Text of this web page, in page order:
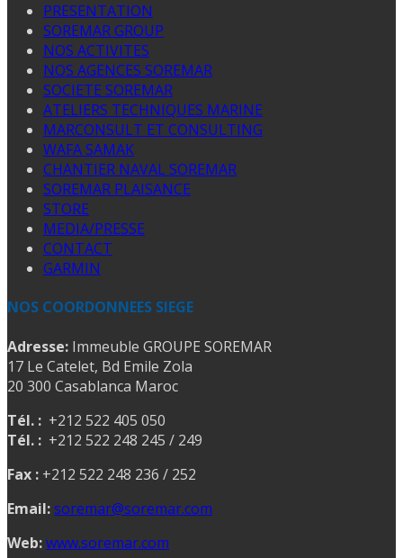
PRESENTATION
SOREMAR GROUP
NOS ACTIVITES
NOS AGENCES SOREMAR
SOCIETE SOREMAR
ATELIERS TECHNIQUES MARINE
MARCONSULT ET CONSULTING
WAFA SAMAK
CHANTIER NAVAL SOREMAR
SOREMAR PLAISANCE
STORE
MEDIA/PRESSE
CONTACT
GARMIN
NOS COORDONNEES SIEGE
Adresse: Immeuble GROUPE SOREMAR
17 Le Catelet, Bd Emile Zola
20 300 Casablanca Maroc
Tél. : +212 522 405 050
Tél. : +212 522 248 245 / 249
Fax : +212 522 248 236 / 252
Email:soremar@soremar.com
Web:www.soremar.com